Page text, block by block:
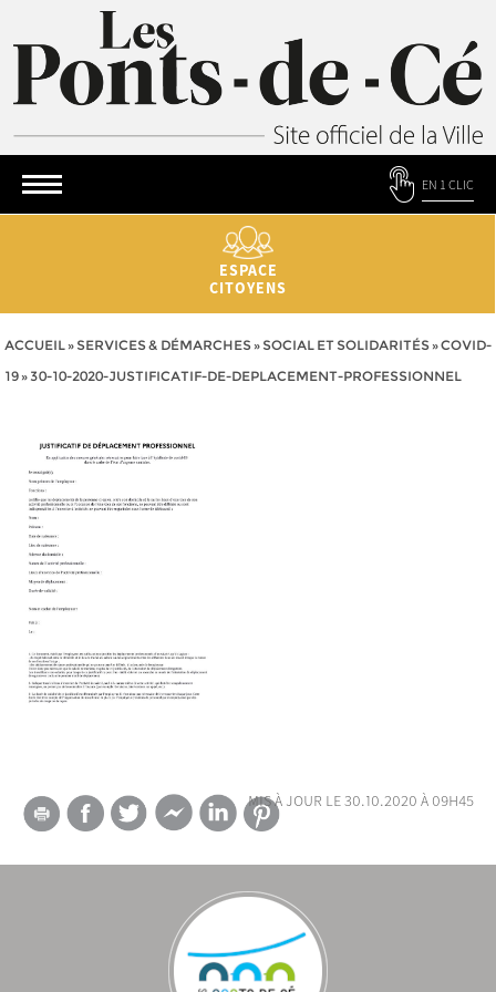
EN 1 CLIC
ESPACE
CITOYENS
ACCUEIL» SERVICES & DÉMARCHES» SOCIAL ET SOLIDARITÉS»COVID-
19» 30-10-2020-JUSTIFICATIF-DE-DEPLACEMENT-PROFESSIONNEL
mis à jour le 30.10.2020 à 09h45